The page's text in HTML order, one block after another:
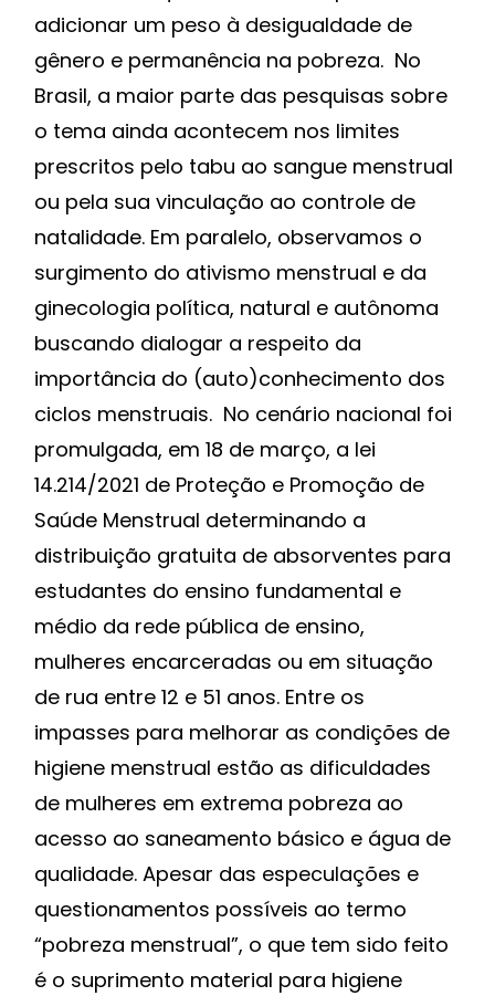
adicionar um peso à desigualdade de
gênero e permanência na pobreza. No
Brasil, a maior parte das pesquisas sobre
o tema ainda acontecem nos limites
prescritos pelo tabu ao sangue menstrual
ou pela sua vinculação ao controle de
natalidade. Em paralelo, observamos o
surgimento do ativismo menstrual e da
ginecologia política, natural e autônoma
buscando dialogar a respeito da
importância do (auto)conhecimento dos
ciclos menstruais. No cenário nacional foi
promulgada, em 18 de março, a lei
14.214/2021 de Proteção e Promoção de
Saúde Menstrual determinando a
distribuição gratuita de absorventes para
estudantes do ensino fundamental e
médio da rede pública de ensino,
mulheres encarceradas ou em situação
de rua entre 12 e 51 anos. Entre os
impasses para melhorar as condições de
higiene menstrual estão as dificuldades
de mulheres em extrema pobreza ao
acesso ao saneamento básico e água de
qualidade. Apesar das especulações e
questionamentos possíveis ao termo
“pobreza menstrual”, o que tem sido feito
é o suprimento material para higiene